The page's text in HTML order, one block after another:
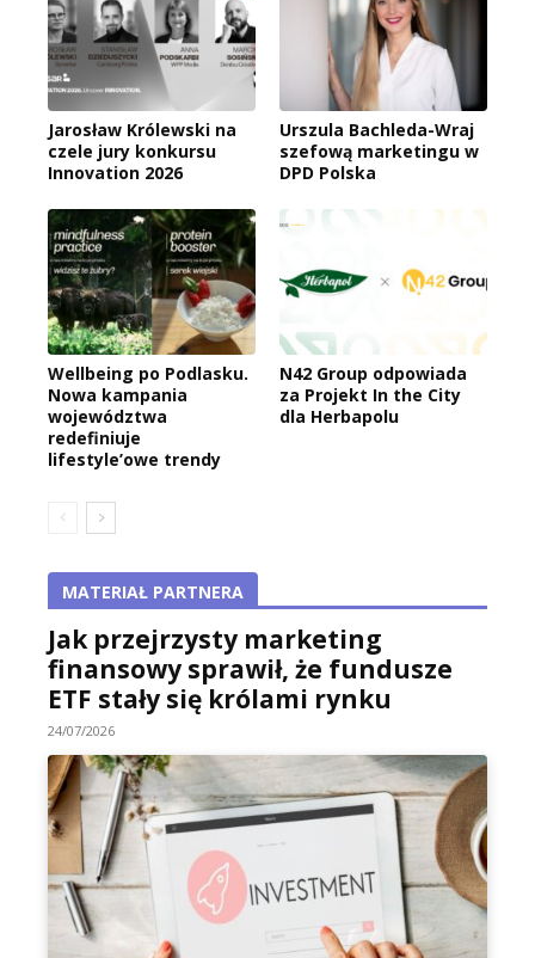
Jarosław Królewski na
czele jury konkursu
Innovation 2026
Urszula Bachleda-Wraj
szefową marketingu w
DPD Polska
Wellbeing po Podlasku.
Nowa kampania
województwa
redefiniuje
lifestyle’owe trendy
N42 Group odpowiada
za Projekt In the City
dla Herbapolu
MATERIAŁ PARTNERA
Jak przejrzysty marketing
finansowy sprawił, że fundusze
ETF stały się królami rynku
24/07/2026